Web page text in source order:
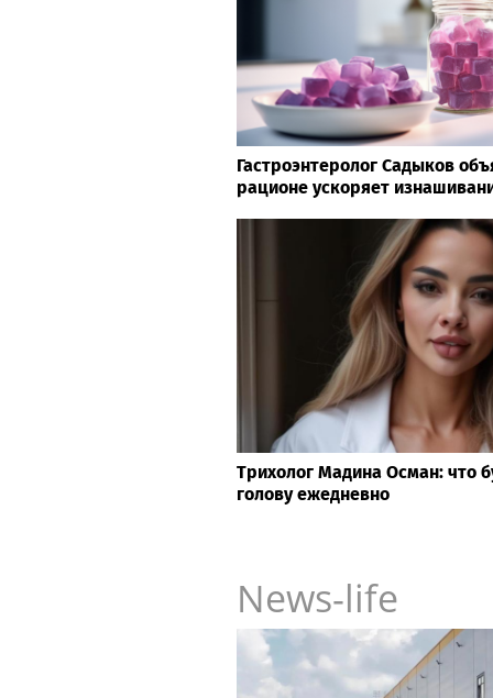
Гастроэнтеролог Садыков
рационе ускоряет
Трихолог Мадина Осман: что
голову ежедневно
News-life